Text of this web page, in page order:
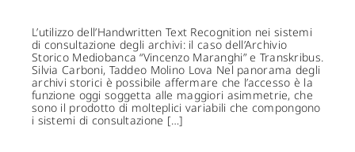
L’utilizzo dell’Handwritten Text Recognition nei sistemi
di consultazione degli archivi: il caso dell’Archivio
Storico Mediobanca “Vincenzo Maranghi” e Transkribus.
Silvia Carboni, Taddeo Molino Lova Nel panorama degli
archivi storici è possibile affermare che l’accesso è la
funzione oggi soggetta alle maggiori asimmetrie, che
sono il prodotto di molteplici variabili che compongono
i sistemi di consultazione […]